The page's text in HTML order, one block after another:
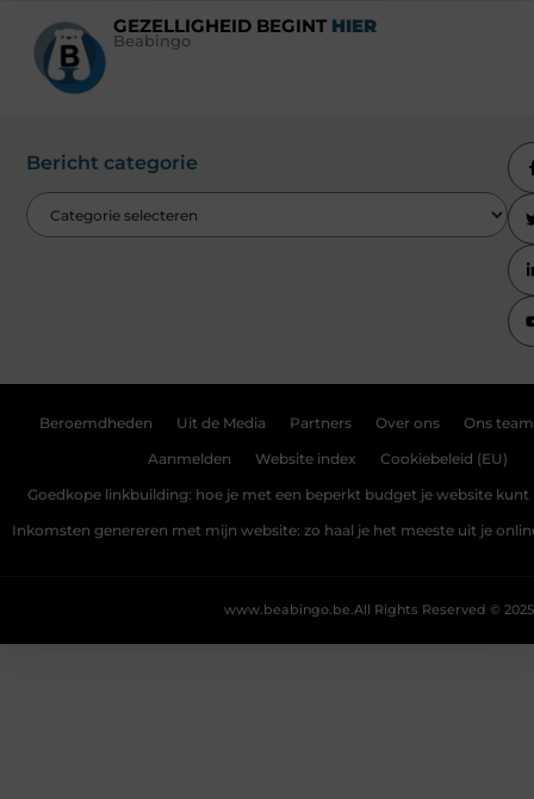
GEZELLIGHEID BEGINT HIER
Beabingo
Bericht categorie
Beroemdheden Uit de Media Partners Over ons Ons team
Aanmelden Website index Cookiebeleid (EU)
Goedkope linkbuilding: hoe je met een beperkt budget je website kunt
Inkomsten genereren met mijn website: zo haal je het meeste uit je
All Rights Reserved © 2025
www.beabingo.be.